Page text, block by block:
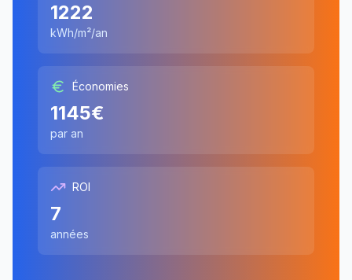
1222
kWh/m²/an
Économies
1145€
par an
ROI
7
années